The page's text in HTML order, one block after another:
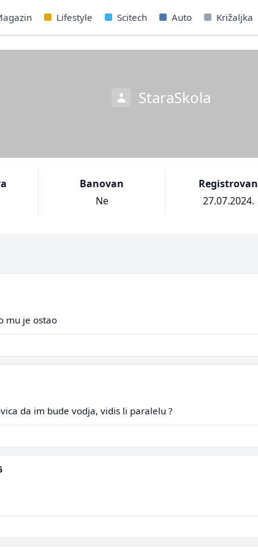
Lifestyle Scitech Auto Križaljka
StaraSkola
Banovan
Ne
Registrovan
27.07.2024.
mu je ostao
da im bude vodja, vidis li paralelu ?